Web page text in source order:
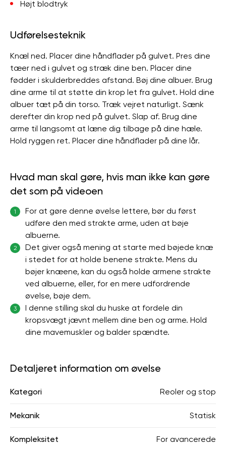
Højt blodtryk
Udførelsesteknik
Knæl ned. Placer dine håndflader på gulvet. Pres dine
tæer ned i gulvet og stræk dine ben. Placer dine
fødder i skulderbreddes afstand. Bøj dine albuer. Brug
dine arme til at støtte din krop let fra gulvet. Hold dine
albuer tæt på din torso. Træk vejret naturligt. Sænk
derefter din krop ned på gulvet. Slap af. Brug dine
arme til langsomt at læne dig tilbage på dine hæle.
Hold ryggen ret. Placer dine håndflader på dine lår.
Hvad man skal gøre, hvis man ikke kan gøre
det som på videoen
1
For at gøre denne øvelse lettere, bør du først
udføre den med strakte arme, uden at bøje
albuerne.
2
Det giver også mening at starte med bøjede knæ
i stedet for at holde benene strakte. Mens du
bøjer knæene, kan du også holde armene strakte
ved albuerne, eller, for en mere udfordrende
øvelse, bøje dem.
3
I denne stilling skal du huske at fordele din
kropsvægt jævnt mellem dine ben og arme. Hold
dine mavemuskler og balder spændte.
Detaljeret information om øvelse
Kategori Reoler og stop
Mekanik Statisk
Kompleksitet For avancerede